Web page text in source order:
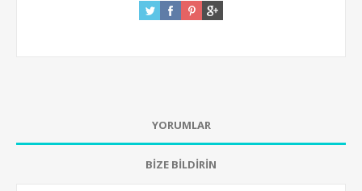
YORUMLAR
BİZE BİLDİRİN